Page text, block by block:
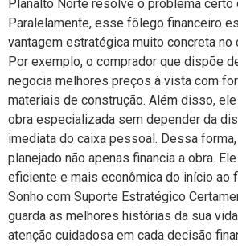
Planalto Norte resolve o problema certo
Paralelamente, esse fôlego financeiro
vantagem estratégica muito concreta no
Por exemplo, o comprador que dispõe
negocia melhores preços à vista com
materiais de construção. Além disso,
obra especializada sem depender da
imediata do caixa pessoal. Dessa
planejado não apenas financia a obra.
eficiente e mais econômica do início ao
Sonho com Suporte Estratégico
guarda as melhores histórias da sua
atenção cuidadosa em cada decisão